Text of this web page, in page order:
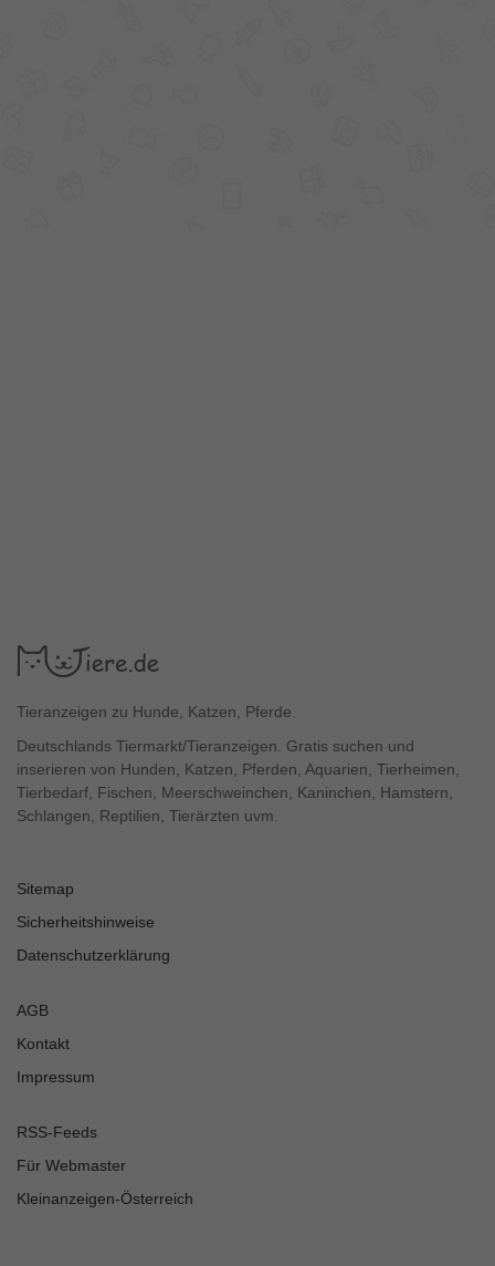
Tieranzeigen zu Hunde, Katzen, Pferde.
Deutschlands Tiermarkt/Tieranzeigen. Gratis suchen und
inserieren von Hunden, Katzen, Pferden, Aquarien, Tierheimen,
Tierbedarf, Fischen, Meerschweinchen, Kaninchen, Hamstern,
Schlangen, Reptilien, Tierärzten uvm.
Sitemap
Sicherheitshinweise
Datenschutzerklärung
AGB
Kontakt
Impressum
RSS-Feeds
Für Webmaster
Kleinanzeigen-Österreich